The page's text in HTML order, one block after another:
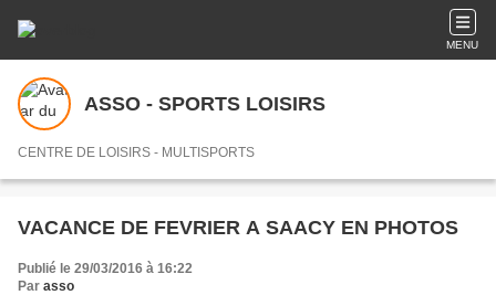
MENU
ASSO - SPORTS LOISIRS
CENTRE DE LOISIRS - MULTISPORTS
VACANCE DE FEVRIER A SAACY EN PHOTOS
Publié le 29/03/2016 à 16:22
Par asso